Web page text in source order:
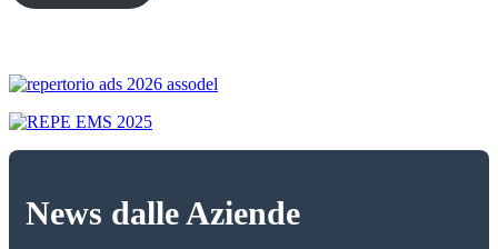
News dalle Aziende